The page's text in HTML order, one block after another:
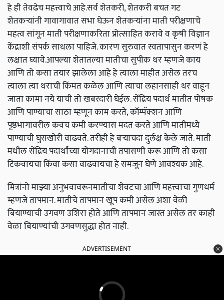
हे ही तेवढेच महत्त्वाचे आहे.सर्व शेतकरी, शेतकरी बचत गट
शेतकऱ्यांनी गावागावात सभा घेऊन शेतकऱ्यांना माती परीक्षणाचे
महत्व सांगून माती परीक्षणाकरिता प्रोत्साहित करावे व कृषी विज्ञान
केंद्राशी संपर्क साधला पाहिजे. कारण सुरुवात स्वतापासुन करणं हे
लक्षात घ्यावे.आपल्या शेतातल्या मातीचा सुपीक थर म्हणजे काय
आणि तो कसा तयार झालेला आहे हे त्याला माहीत असेल तरच
त्याला त्या थराची किंमत कळेल आणि त्याचा लहानसाही थर वाहून
जाता कामा नये याची तो खबरदारी घेईल. सेंद्रिय पदार्थ मातीत पोषक
आणि पाण्याचा साठा म्हणून काम करते, कॉम्पॅक्शन आणि
पृष्ठभागावरील कवच कमी करण्यास मदत करते आणि मातीमध्ये
पाण्याची घुसखोरी वाढवते. तरीही हे बर्‍याचदा दुर्लक्ष केले जाते. माती
मधील सेंद्रिय पदार्थांच्या योगदानाची तपासणी करू आणि तो कसा
टिकवायचा किंवा कसा वाढवायचा हे समजून घेणे आवश्यक आहे.
मित्रांनो माझ्या अनुभवावरूनमातीचा शेवटचा आणि महत्त्वाचा गुणधर्म
म्हणजे तापमान. मातीचे तापमान खूप कमी असेल अशा वेळी
बियाण्याची उगवण उशिरा होते आणि तापमान जास्त असेल तर काही
वेळा बियाण्यांची उगवणसुद्धा होत नाही.
ADVERTISEMENT